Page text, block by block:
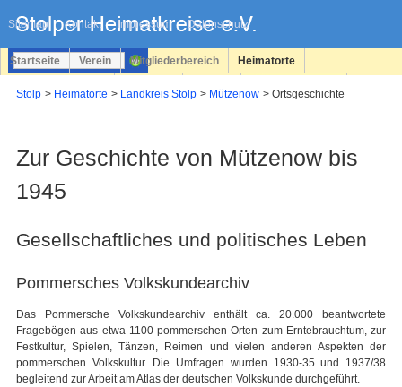
Sitemap Kontakt Impressum Datenschutz
überspringen
Startseite Verein Mitgliederbereich Heimatorte
Stolp Heimatorte Landkreis Stolp Mützenow Ortsgeschichte
Zur Geschichte von Mützenow bis
1945
Gesellschaftliches und politisches Leben
Pommersches Volkskundearchiv
Das Pommersche Volkskundearchiv enthält ca. 20.000 beantwortete
Fragebögen aus etwa 1100 pommerschen Orten zum Erntebrauchtum, zur
Festkultur, Spielen, Tänzen, Reimen und vielen anderen Aspekten der
pommerschen Volkskultur. Die Umfragen wurden 1930-35 und 1937/38
begleitend zur Arbeit am Atlas der deutschen Volkskunde durchgeführt.